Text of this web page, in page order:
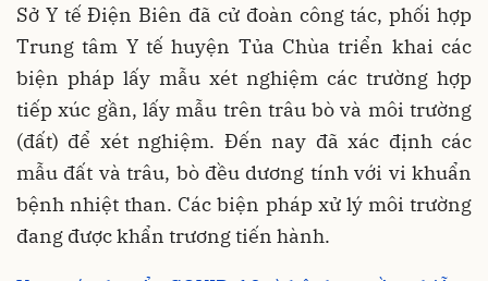
Sở Y tế Điện Biên đã cử đoàn công tác, phối hợp
Trung tâm Y tế huyện Tủa Chùa triển khai các
biện pháp lấy mẫu xét nghiệm các trường hợp
tiếp xúc gần, lấy mẫu trên trâu bò và môi trường
(đất) để xét nghiệm. Đến nay đã xác định các
mẫu đất và trâu, bò đều dương tính với vi khuẩn
bệnh nhiệt than. Các biện pháp xử lý môi trường
đang được khẩn trương tiến hành.